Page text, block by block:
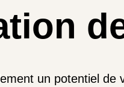
un potentiel de